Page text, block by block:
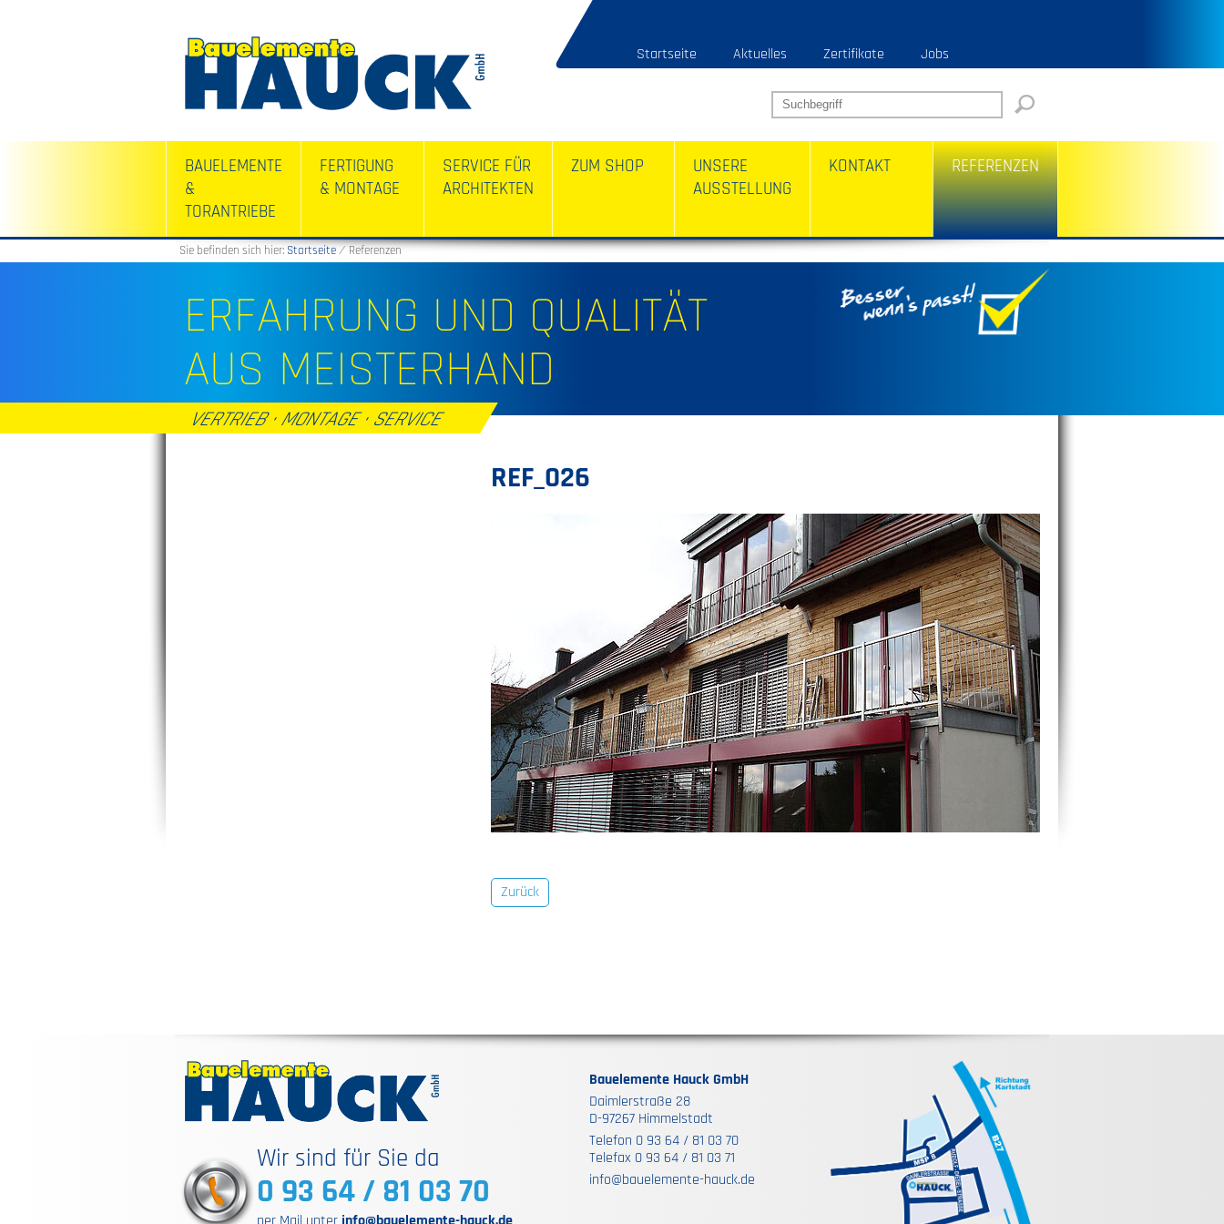
Startseite Aktuelles Zertifikate Jobs
BAUELEMENTE
&
TORANTRIEBE
FERTIGUNG
& MONTAGE
SERVICE FÜR
ARCHITEKTEN
ZUM SHOP
UNSERE
AUSSTELLUNG
KONTAKT REFERENZEN
Sie befinden sich hier: Startseite⁄ Referenzen
VERTRIEB · MONTAGE · SERVICE
ERFAHRUNG UND QUALITÄT
AUS MEISTERHAND
REF_026
Zurück
Wir sind für Sie da
0 93 64 / 81 03 70
Bauelemente Hauck GmbH
Daimlerstraße 28
D-97267 Himmelstadt
Telefon 0 93 64 / 81 03 70
Telefax 0 93 64 / 81 03 71
info@bauelemente-hauck.de